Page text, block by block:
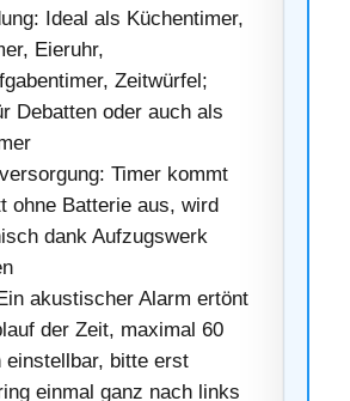
Ideal als Küchentimer,
Eieruhr,
Zeitwürfel;
Debatten oder auch als
Timer kommt
ohne Batterie aus, wird
dank Aufzugswerk
akustischer Alarm ertönt
der Zeit, maximal 60
einstellbar, bitte erst
einmal ganz nach links